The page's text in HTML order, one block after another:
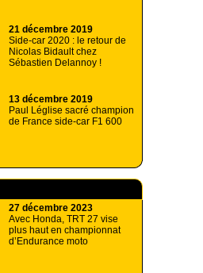
21 décembre 2019
Side-car 2020 : le retour de
Nicolas Bidault chez
Sébastien Delannoy !
13 décembre 2019
Paul Léglise sacré champion
de France side-car F1 600
27 décembre 2023
Avec Honda, TRT 27 vise
plus haut en championnat
d’Endurance moto